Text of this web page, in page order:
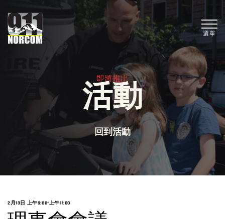
選單
即將推出
活動
回到活動
2月13日 上午9:00-上午11:00